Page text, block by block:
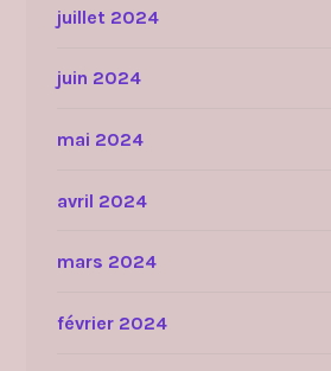
juillet 2024
juin 2024
mai 2024
avril 2024
mars 2024
février 2024